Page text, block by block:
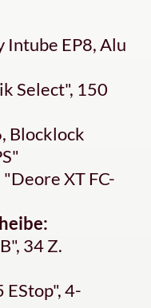
Intube EP8, Alu
Select", 150
Blocklock
XT FC-
34 Z.
4-